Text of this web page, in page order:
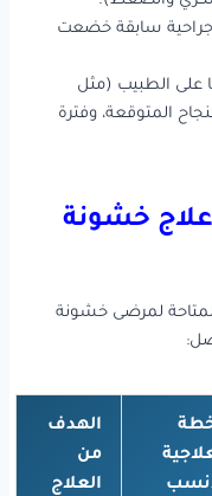
جراحية سابقة خضعت
على الطبيب (مثل
المتوقعة، وفترة
علاج خشونة
المتاحة لمرضى خشونة
الهدف
من
العلاج